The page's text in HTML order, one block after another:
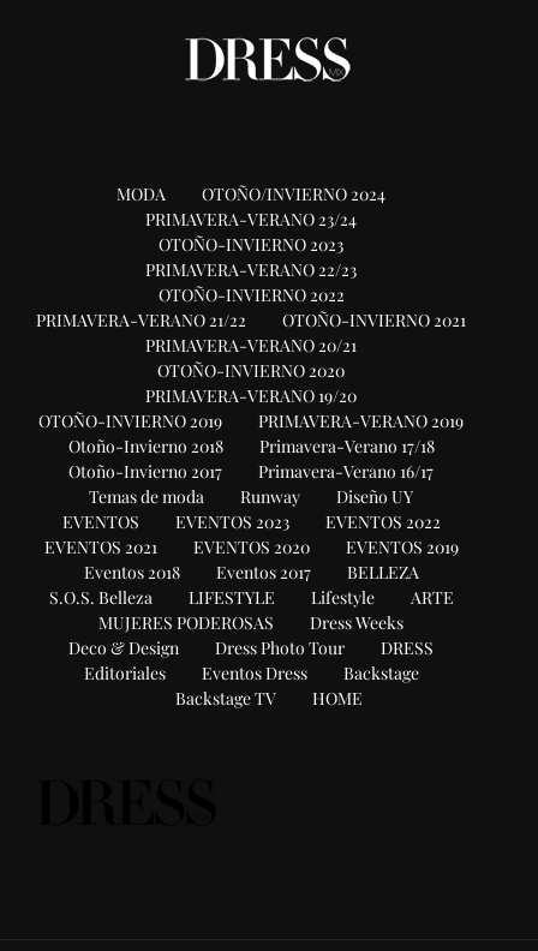
MODA
OTOÑO/INVIERNO 2024
PRIMAVERA-VERANO 23/24
OTOÑO-INVIERNO 2023
PRIMAVERA-VERANO 22/23
OTOÑO-INVIERNO 2022
PRIMAVERA-VERANO 21/22
OTOÑO-INVIERNO 2021
PRIMAVERA-VERANO 20/21
OTOÑO-INVIERNO 2020
PRIMAVERA-VERANO 19/20
OTOÑO-INVIERNO 2019
PRIMAVERA-VERANO 2019
Otoño-Invierno 2018
Primavera-Verano 17/18
Otoño-Invierno 2017
Primavera-Verano 16/17
Temas de moda
Runway
Diseño UY
EVENTOS
EVENTOS 2023
EVENTOS 2022
EVENTOS 2021
EVENTOS 2020
EVENTOS 2019
Eventos 2018
Eventos 2017
BELLEZA
S.O.S. Belleza
LIFESTYLE Lifestyle
ARTE
MUJERES PODEROSAS
Dress Weeks
Deco & Design
Dress Photo Tour
DRESS
Editoriales
Eventos Dress
Backstage
Backstage TV
HOME